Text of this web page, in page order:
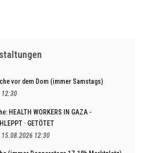
vor dem Dom (immer Samstags)
12:30
HEALTH WORKERS IN GAZA -
· GETÖTET
15.08.2026 12:30